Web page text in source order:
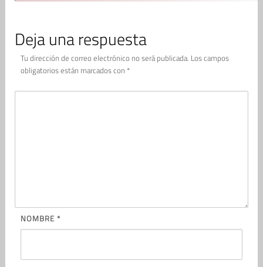
Deja una respuesta
Tu dirección de correo electrónico no será publicada. Los campos
obligatorios están marcados con *
NOMBRE *